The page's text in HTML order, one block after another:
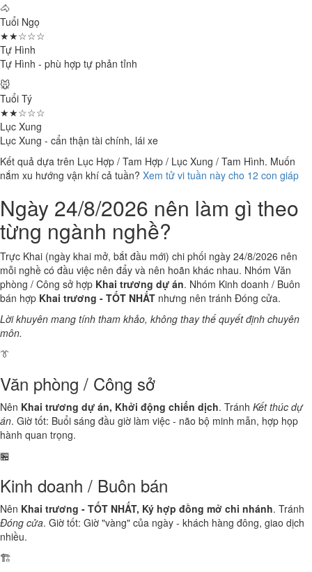
🐴
Tuổi Ngọ
★★☆☆☆
Tự Hình
Tự Hình - phù hợp tự phản tỉnh
🐭
Tuổi Tý
★★☆☆☆
Lục Xung
Lục Xung - cẩn thận tài chính, lái xe
Kết quả dựa trên Lục Hợp / Tam Hợp / Lục Xung / Tam Hình. Muốn
nắm xu hướng vận khí cả tuần? Xem tử vi tuần này cho 12 con giáp
Ngày 24/8/2026 nên làm gì theo
từng ngành nghề?
Trực Khai (ngày khai mở, bắt đầu mới) chi phối ngày 24/8/2026 nên
mỗi nghề có đầu việc nên đẩy và nên hoãn khác nhau. Nhóm Văn
phòng / Công sở hợp Khai trương dự án. Nhóm Kinh doanh / Buôn
bán hợp Khai trương - TỐT NHẤT nhưng nên tránh Đóng cửa.
Lời khuyên mang tính tham khảo, không thay thế quyết định chuyên
môn.
👔
Văn phòng / Công sở
Nên Khai trương dự án, Khởi động chiến dịch. Tránh Kết thúc dự
án. Giờ tốt: Buổi sáng đầu giờ làm việc - não bộ minh mẫn, hợp họp
hành quan trọng.
🏪
Kinh doanh / Buôn bán
Nên Khai trương - TỐT NHẤT, Ký hợp đồng mở chi nhánh. Tránh
Đóng cửa. Giờ tốt: Giờ "vàng" của ngày - khách hàng đông, giao dịch
nhiều.
🏗️